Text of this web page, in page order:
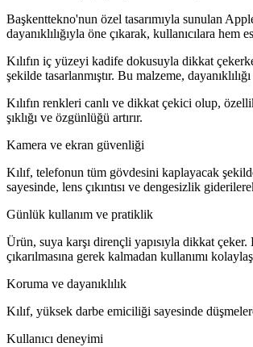
Başkenttekno'nun özel tasarımıyla sunulan
dayanıklılığıyla öne çıkarak, kullanıcılara
Kılıfın iç yüzeyi kadife dokusuyla dikkat
şekilde tasarlanmıştır. Bu malzeme,
Kılıfın renkleri canlı ve dikkat çekici olup,
şıklığı ve özgünlüğü artırır.
Kamera ve ekran güvenliği
Kılıf, telefonun tüm gövdesini kaplayacak
sayesinde, lens çıkıntısı ve dengesizlik
Günlük kullanım ve pratiklik
Ürün, suya karşı dirençli yapısıyla dikkat çeker.
çıkarılmasına gerek kalmadan kullanımı
Koruma ve dayanıklılık
Kılıf, yüksek darbe emiciliği sayesinde
Kullanıcı deneyimi